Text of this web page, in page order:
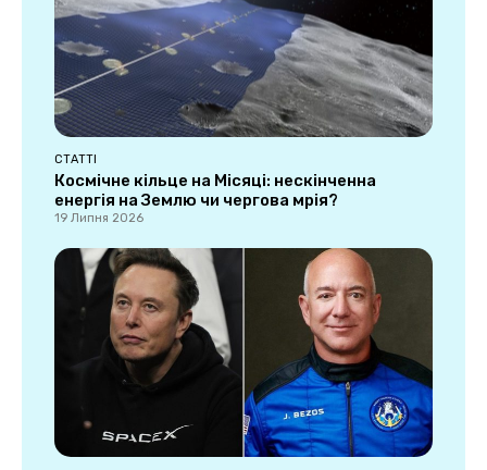
СТАТТІ
Космічне кільце на Місяці: нескінченна
енергія на Землю чи чергова мрія?
19 Липня 2026